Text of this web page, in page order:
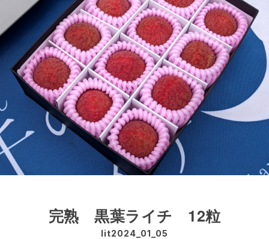
完熟 黒葉ライチ 12粒
lit2024_01_05